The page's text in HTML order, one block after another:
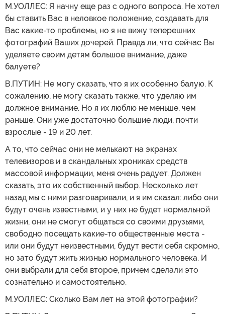
М.УОЛЛЕС: Я начну еще раз с одного вопроса. Не хотел
бы ставить Вас в неловкое положение, создавать для
Вас какие-то проблемы, но я не вижу теперешних
фотографий Ваших дочерей. Правда ли, что сейчас Вы
уделяете своим детям большое внимание, даже
балуете?
В.ПУТИН: Не могу сказать, что я их особенно балую. К
сожалению, не могу сказать также, что уделяю им
должное внимание. Но я их люблю не меньше, чем
раньше. Они уже достаточно большие люди, почти
взрослые - 19 и 20 лет.
А то, что сейчас они не мелькают на экранах
телевизоров и в скандальных хрониках средств
массовой информации, меня очень радует. Должен
сказать, это их собственный выбор. Несколько лет
назад мы с ними разговаривали, и я им сказал: либо они
будут очень известными, и у них не будет нормальной
жизни, они не смогут общаться со своими друзьями,
свободно посещать какие-то общественные места -
или они будут неизвестными, будут вести себя скромно,
но зато будут жить жизнью нормального человека. И
они выбрали для себя второе, причем сделали это
сознательно и самостоятельно.
М.УОЛЛЕС: Сколько Вам лет на этой фотографии?